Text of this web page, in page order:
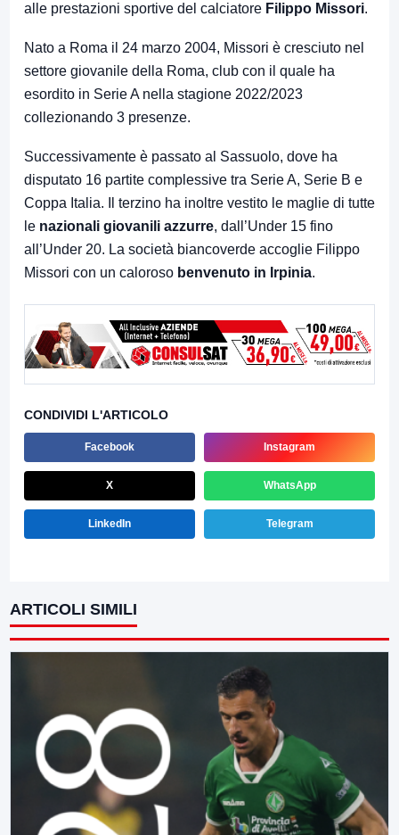
alle prestazioni sportive del calciatore Filippo Missori.
Nato a Roma il 24 marzo 2004, Missori è cresciuto nel
settore giovanile della Roma, club con il quale ha
esordito in Serie A nella stagione 2022/2023
collezionando 3 presenze.
Successivamente è passato al Sassuolo, dove ha
disputato 16 partite complessive tra Serie A, Serie B e
Coppa Italia. Il terzino ha inoltre vestito le maglie di tutte
le nazionali giovanili azzurre, dall’Under 15 fino
all’Under 20. La società biancoverde accoglie Filippo
Missori con un caloroso benvenuto in Irpinia.
CONDIVIDI L'ARTICOLO
Facebook Instagram
X WhatsApp
LinkedIn Telegram
ARTICOLI SIMILI